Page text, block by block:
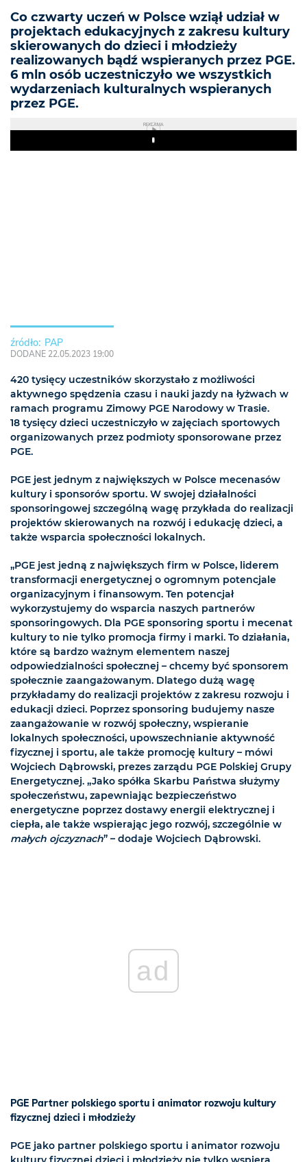
Co czwarty uczeń w Polsce wziął udział w
projektach edukacyjnych z zakresu kultury
skierowanych do dzieci i młodzieży
realizowanych bądź wspieranych przez PGE.
6 mln osób uczestniczyło we wszystkich
wydarzeniach kulturalnych wspieranych
przez PGE.
REKLAMA
Play
PAP
DODANE 22.05.2023 19:00
420 tysięcy uczestników skorzystało z możliwości
aktywnego spędzenia czasu i nauki jazdy na łyżwach w
ramach programu Zimowy PGE Narodowy w Trasie.
18 tysięcy dzieci uczestniczyło w zajęciach sportowych
organizowanych przez podmioty sponsorowane przez
PGE.
PGE jest jednym z największych w Polsce mecenasów
kultury i sponsorów sportu. W swojej działalności
sponsoringowej szczególną wagę przykłada do realizacji
projektów skierowanych na rozwój i edukację dzieci, a
także wsparcia społeczności lokalnych.
„PGE jest jedną z największych firm w Polsce, liderem
transformacji energetycznej o ogromnym potencjale
organizacyjnym i finansowym. Ten potencjał
wykorzystujemy do wsparcia naszych partnerów
sponsoringowych. Dla PGE sponsoring sportu i mecenat
kultury to nie tylko promocja firmy i marki. To działania,
które są bardzo ważnym elementem naszej
odpowiedzialności społecznej – chcemy być sponsorem
społecznie zaangażowanym. Dlatego dużą wagę
przykładamy do realizacji projektów z zakresu rozwoju i
edukacji dzieci. Poprzez sponsoring budujemy nasze
zaangażowanie w rozwój społeczny, wspieranie
lokalnych społeczności, upowszechnianie aktywność
fizycznej i sportu, ale także promocję kultury – mówi
Wojciech Dąbrowski, prezes zarządu PGE Polskiej Grupy
Energetycznej. „Jako spółka Skarbu Państwa służymy
społeczeństwu, zapewniając bezpieczeństwo
energetyczne poprzez dostawy energii elektrycznej i
ciepła, ale także wspierając jego rozwój, szczególnie w
małych ojczyznach” – dodaje Wojciech Dąbrowski.
ad
PGE Partner polskiego sportu i animator rozwoju kultury
fizycznej dzieci i młodzieży
PGE jako partner polskiego sportu i animator rozwoju